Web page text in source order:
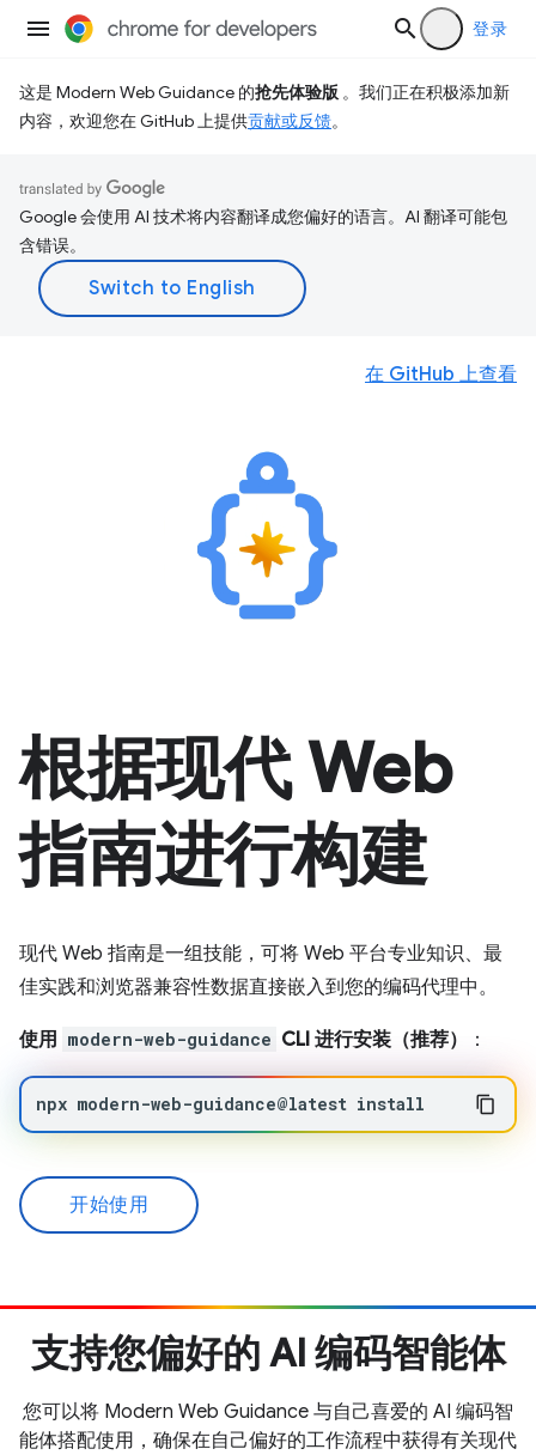
登录
这是 Modern Web Guidance 的抢先体验版 。我们正在积极添加新
内容，欢迎您在 GitHub 上提供贡献或反馈。
Google 会使用 AI 技术将内容翻译成您偏好的语言。AI 翻译可能包
含错误。
根据现代 Web
指南进行构建
现代 Web 指南是一组技能，可将 Web 平台专业知识、最
佳实践和浏览器兼容性数据直接嵌入到您的编码代理中。
使用 modern-web-guidance CLI 进行安装（推荐） ：
npx modern-web-guidance@latest install
开始使用
在 GitHub 上查看
支持您偏好的 AI 编码智能体
您可以将 Modern Web Guidance 与自己喜爱的 AI 编码智
能体搭配使用，确保在自己偏好的工作流程中获得有关现代